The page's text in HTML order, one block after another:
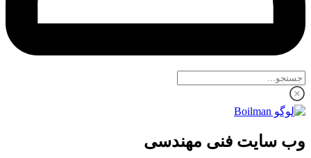
وب سایت فنی مهندسی